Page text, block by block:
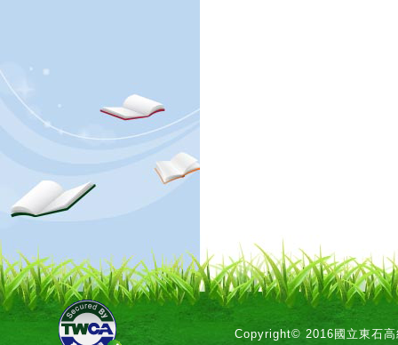
Copyright© 2016國立東石高